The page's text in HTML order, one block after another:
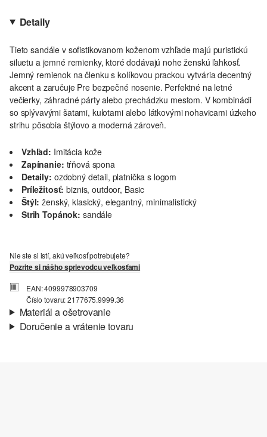
Detaily
Tieto sandále v sofistikovanom koženom vzhľade majú puristickú
siluetu a jemné remienky, ktoré dodávajú nohe ženskú ľahkosť.
Jemný remienok na členku s kolíkovou prackou vytvária decentný
akcent a zaručuje Pre bezpečné nosenie. Perfektné na letné
večierky, záhradné párty alebo prechádzku mestom. V kombinácii
so splývavými šatami, kulotami alebo látkovými nohavicami úzkeho
strihu pôsobia štýlovo a moderná zároveň.
Vzhľad: Imitácia kože
Zapínanie: tŕňová spona
Detaily: ozdobný detail, platnička s logom
Príležitosť: biznis, outdoor, Basic
Štýl: ženský, klasický, elegantný, minimalistický
Strih Topánok: sandále
Nie ste si istí, akú veľkosť potrebujete?
Pozrite si nášho sprievodcu veľkosťami
EAN: 4099978903709
Číslo tovaru: 2177675.9999.36
Materiál a ošetrovanie
Doručenie a vrátenie tovaru